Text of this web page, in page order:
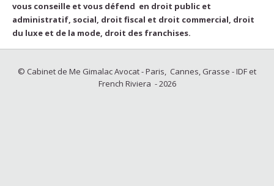
vous conseille et vous défend en droit public et
administratif, social, droit fiscal et droit commercial, droit
du luxe et de la mode, droit des franchises.
© Cabinet de Me Gimalac Avocat - Paris, Cannes, Grasse - IDF et
French Riviera - 2026